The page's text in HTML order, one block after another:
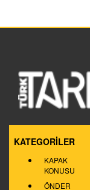
KATEGORİLER
KAPAK
KONUSU
ÖNDER